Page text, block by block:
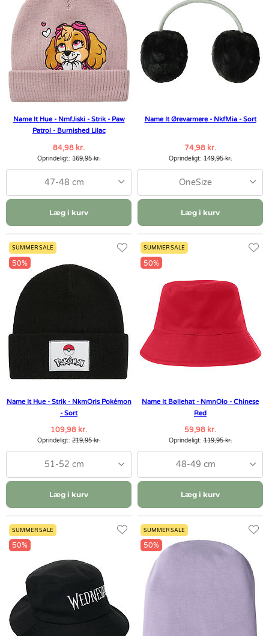
Name It Hue - NmfJiski - Strik - Paw
Patrol - Burnished Lilac
84,98 kr.
Oprindeligt:169,95 kr.
47-48 cm
Læg i kurv
Name It Ørevarmere - NkfMia - Sort
74,98 kr.
Oprindeligt:149,95 kr.
OneSize
Læg i kurv
SUMMER SALE
50%
Name It Hue - Strik - NkmOris Pokémon
- Sort
109,98 kr.
Oprindeligt:219,95 kr.
51-52 cm
Læg i kurv
SUMMER SALE
50%
Name It Bøllehat - NmnOlo - Chinese
Red
59,98 kr.
Oprindeligt:119,95 kr.
48-49 cm
Læg i kurv
SUMMER SALE
50%
SUMMER SALE
50%